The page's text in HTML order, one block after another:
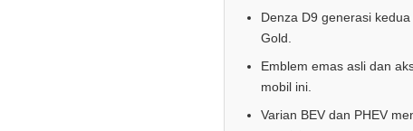
Denza D9 generasi
Gold.
Emblem emas asli dan
mobil ini.
Varian BEV dan PHEV